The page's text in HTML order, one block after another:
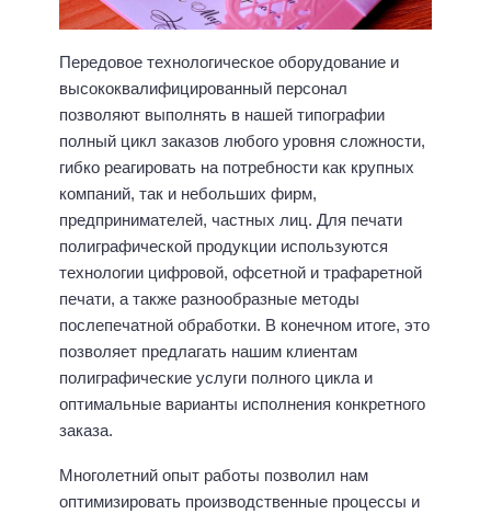
Передовое технологическое оборудование и
высококвалифицированный персонал
позволяют выполнять в нашей типографии
полный цикл заказов любого уровня сложности,
гибко реагировать на потребности как крупных
компаний, так и небольших фирм,
предпринимателей, частных лиц. Для печати
полиграфической продукции используются
технологии цифровой, офсетной и трафаретной
печати, а также разнообразные методы
послепечатной обработки. В конечном итоге, это
позволяет предлагать нашим клиентам
полиграфические услуги полного цикла и
оптимальные варианты исполнения конкретного
заказа.
Многолетний опыт работы позволил нам
оптимизировать производственные процессы и